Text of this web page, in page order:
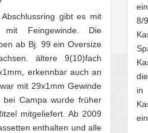
gibt es mit
mit Feingewinde. Die
ab Bj. 99 ein Oversize
ältere 9(10)fach
erkennbar auch an
mit 29x1mm Gewinde
bei Campa wurde früher
mitgeliefert. Ab 2009
enthalten und alle
8/
in